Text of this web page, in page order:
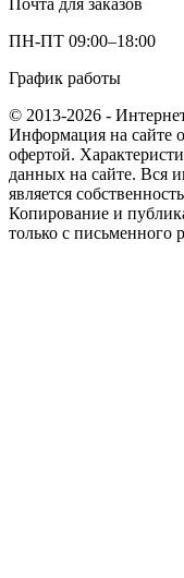
Почта для заказов
ПН-ПТ 09:00–18:00
График работы
© 2013-2026 -
Информация на сайте
офертой.
данных на сайте. Вся
является
Копирование и
только с